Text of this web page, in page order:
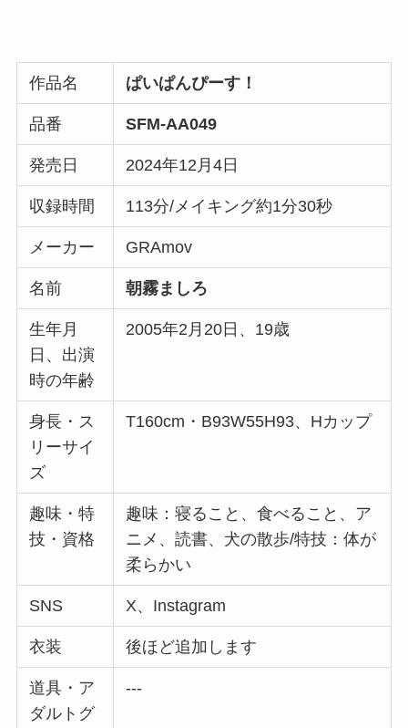
作品名 ぱいぱんぴーす！
品番 SFM-AA049
発売日 2024年12月4日
収録時間 113分/メイキング約1分30秒
メーカー GRAmov
名前 朝霧ましろ
生年月
日、出演
時の年齢
2005年2月20日、19歳
身長・ス
リーサイ
ズ
T160cm・B93W55H93、Hカップ
趣味・特
技・資格
趣味：寝ること、食べること、ア
ニメ、読書、犬の散歩/特技：体が
柔らかい
SNS X、Instagram
衣装 後ほど追加します
道具・ア
ダルトグ
---